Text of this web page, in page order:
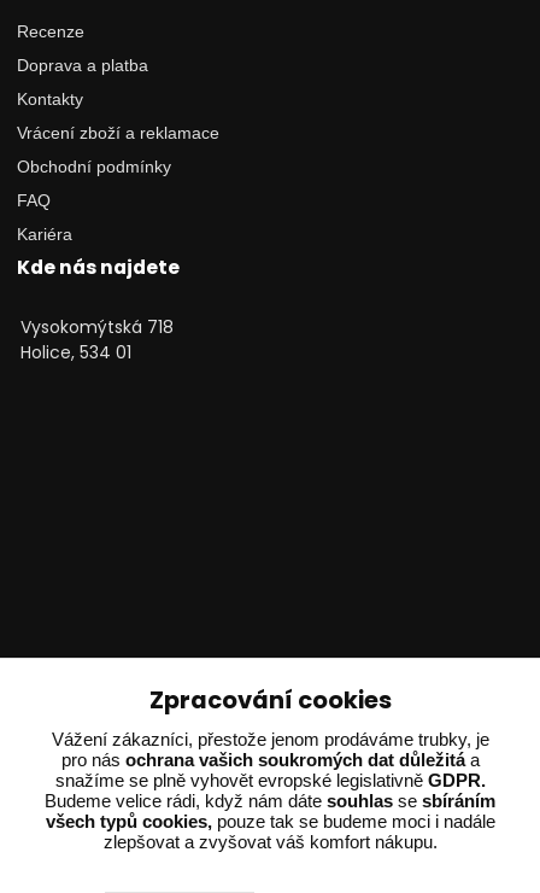
Recenze
Doprava a platba
Kontakty
Vrácení zboží a reklamace
Obchodní podmínky
FAQ
Kariéra
Kde nás najdete
Vysokomýtská 718
Holice, 534 01
Technické poradenství
Ing. Adam Dvořák
+420 602 234 254
(Po-Pá 8:00 - 15:00)
potrebujiporadit@dvorak-karlik.cz
Zpracování cookies
Vážení zákazníci, přestože jenom prodáváme trubky, je
pro nás ochrana vašich soukromých dat důležitáa
snažíme se plně vyhovět evropské legislativně GDPR.
Budeme velice rádi, když nám dáte souhlas se sbíráním
všech typů cookies,pouze tak se budeme moci i nadále
zlepšovat a zvyšovat váš komfort nákupu.